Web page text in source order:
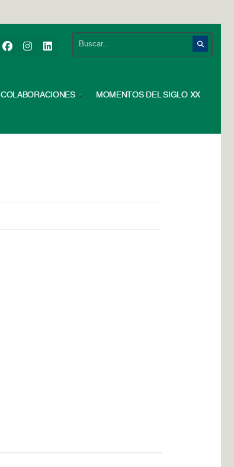
COLABORACIONES MOMENTOS DEL SIGLO XX